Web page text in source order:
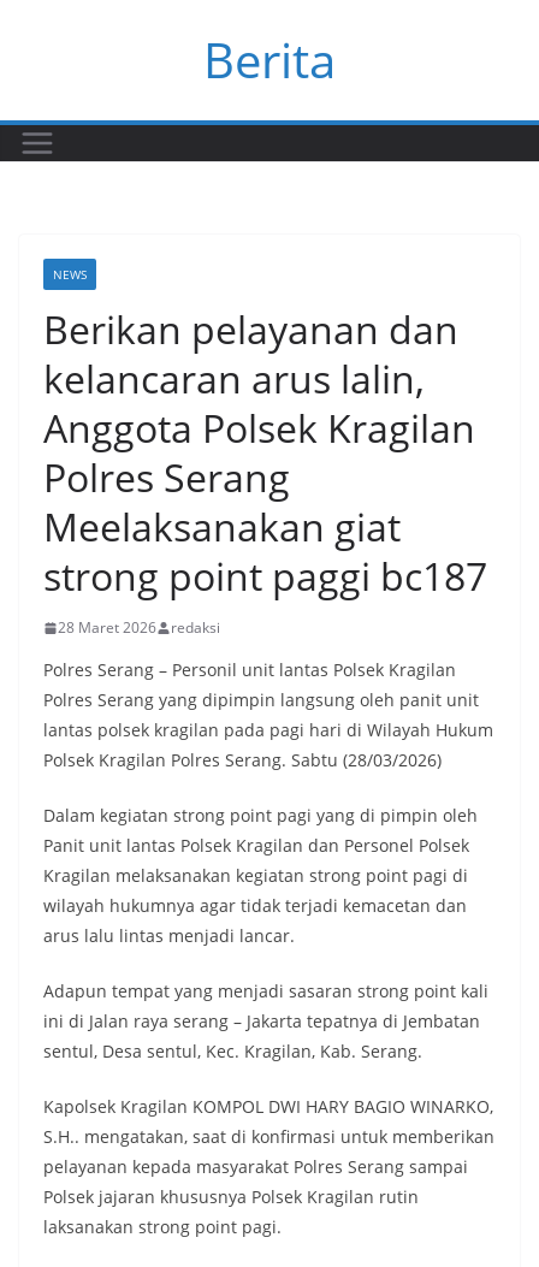
Berita
NEWS
Berikan pelayanan dan
kelancaran arus lalin,
Anggota Polsek Kragilan
Polres Serang
Meelaksanakan giat
strong point paggi bc187
28 Maret 2026 redaksi
Polres Serang – Personil unit lantas Polsek Kragilan
Polres Serang yang dipimpin langsung oleh panit unit
lantas polsek kragilan pada pagi hari di Wilayah Hukum
Polsek Kragilan Polres Serang. Sabtu (28/03/2026)
Dalam kegiatan strong point pagi yang di pimpin oleh
Panit unit lantas Polsek Kragilan dan Personel Polsek
Kragilan melaksanakan kegiatan strong point pagi di
wilayah hukumnya agar tidak terjadi kemacetan dan
arus lalu lintas menjadi lancar.
Adapun tempat yang menjadi sasaran strong point kali
ini di Jalan raya serang – Jakarta tepatnya di Jembatan
sentul, Desa sentul, Kec. Kragilan, Kab. Serang.
Kapolsek Kragilan KOMPOL DWI HARY BAGIO WINARKO,
S.H.. mengatakan, saat di konfirmasi untuk memberikan
pelayanan kepada masyarakat Polres Serang sampai
Polsek jajaran khususnya Polsek Kragilan rutin
laksanakan strong point pagi.